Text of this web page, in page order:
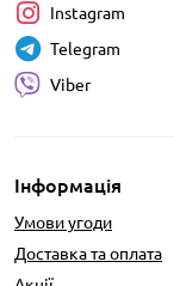
Інформація
Умови угоди
Доставка та оплата
Instagram
Telegram
Viber